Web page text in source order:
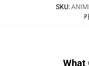
SKU:
What